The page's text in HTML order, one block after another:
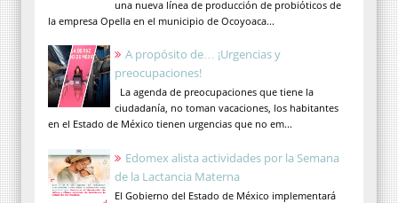
una nueva línea de producción de probióticos de
la empresa Opella en el municipio de Ocoyoaca...
A propósito de… ¡Urgencias y
preocupaciones!
La agenda de preocupaciones que tiene la
ciudadanía, no toman vacaciones, los habitantes
en el Estado de México tienen urgencias que no em...
Edomex alista actividades por la Semana
de la Lactancia Materna
El Gobierno del Estado de México implementará